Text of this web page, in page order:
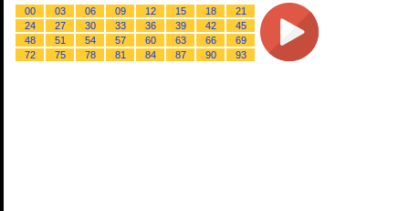
00 03 06 09 12 15 18
21
24
27 30 33 36 39 42
45
48
51 54 57 60 63 66
69
72
75 78 81 84 87 90 93